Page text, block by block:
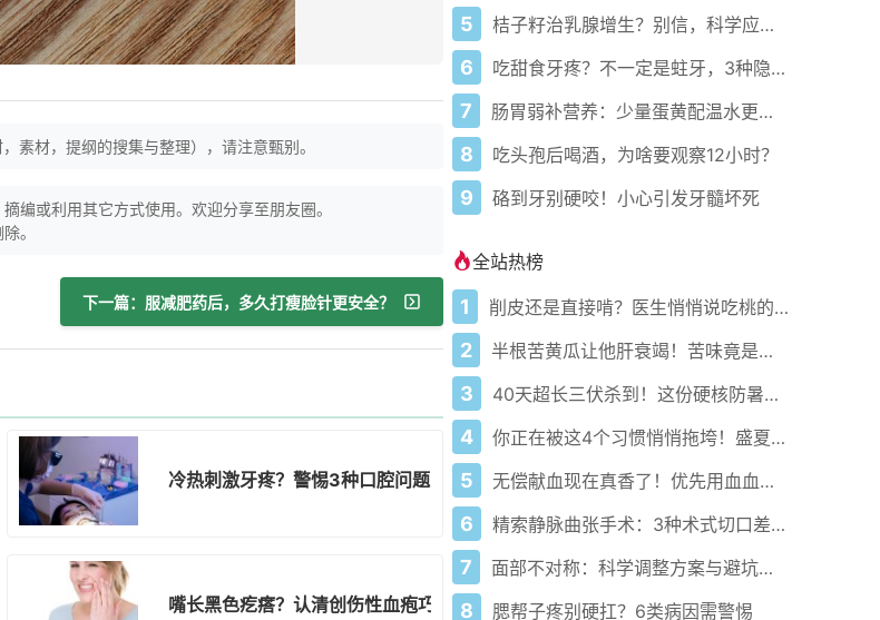
素材，提纲的搜集与整理），请注意甄别。
编或利用其它方式使用。欢迎分享至朋友圈。
。
下一篇：服减肥药后，多久打瘦脸针更安全？
冷热刺激牙疼？警惕3种口腔问题
嘴长黑色疙瘩？认清创伤性血疱巧应对
5 桔子籽治乳腺增生？别信，科学应对看这里
6 吃甜食牙疼？不一定是蛀牙，3种隐疾要警惕
7 肠胃弱补营养：少量蛋黄配温水更温和
8 吃头孢后喝酒，为啥要观察12小时？
9 硌到牙别硬咬！小心引发牙髓坏死
全站热榜
1 削皮还是直接啃？医生悄悄说吃桃的南北真相藏在这3个关键点
2 半根苦黄瓜让他肝衰竭！苦味竟是死亡倒计时？
3 40天超长三伏杀到！这份硬核防暑攻略让你稳过整个夏天
4 你正在被这4个习惯悄悄拖垮！盛夏健康警报已拉响
5 无偿献血现在真香了！优先用血血费秒减还能免费体检
6 精索静脉曲张手术：3种术式切口差异与选择指南
7 面部不对称：科学调整方案与避坑指南
8 腮帮子疼别硬扛？6类病因需警惕